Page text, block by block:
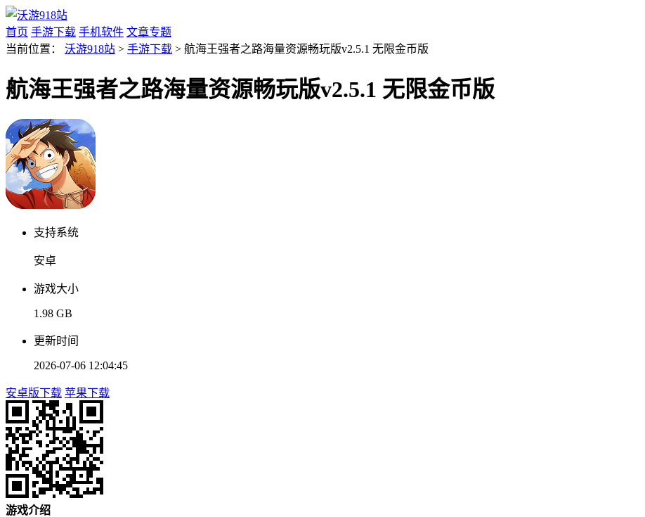
首页 手游下载 手机软件 文章专题
当前位置： 沃游918站 > 手游下载 > 航海王强者之路海量资源畅玩版v2.5.1 无限金币版
航海王强者之路海量资源畅玩版v2.5.1 无限金币版
支持系统
安卓
游戏大小
1.98 GB
更新时间
2026-07-06 12:04:45
安卓版下载 苹果下载
游戏介绍